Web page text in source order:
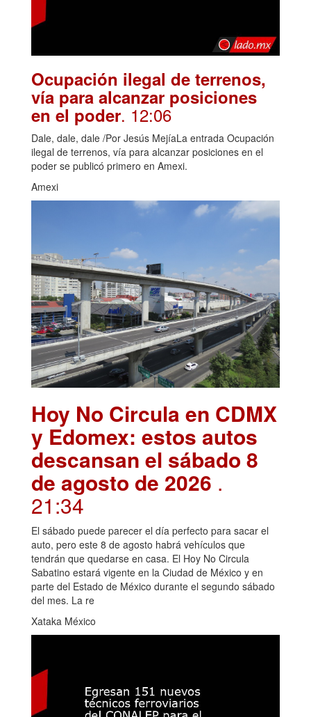
Ocupación ilegal de terrenos,
vía para alcanzar posiciones
en el poder. 12:06
Dale, dale, dale /Por Jesús MejíaLa entrada Ocupación
ilegal de terrenos, vía para alcanzar posiciones en el
poder se publicó primero en Amexi.
Amexi
Hoy No Circula en CDMX
y Edomex: estos autos
descansan el sábado 8
de agosto de 2026 .
21:34
El sábado puede parecer el día perfecto para sacar el
auto, pero este 8 de agosto habrá vehículos que
tendrán que quedarse en casa. El Hoy No Circula
Sabatino estará vigente en la Ciudad de México y en
parte del Estado de México durante el segundo sábado
del mes. La re
Xataka México